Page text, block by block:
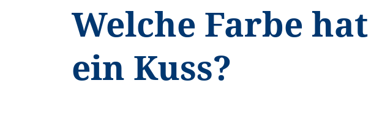
Welche Farbe hat
ein Kuss?